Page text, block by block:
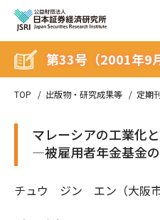
TOP 出版物・研究成果等 定期
第33号（2001年9
マレーシアの工業化
―被雇用者年金基金
チュウ ジン エン（大阪市